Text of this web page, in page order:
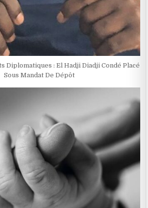
Diplomatiques : El Hadji Diadji Condé Placé
Sous Mandat De Dépôt